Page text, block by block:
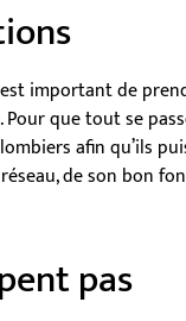
important de
que tout se
afin qu’ils
de son bon
pas